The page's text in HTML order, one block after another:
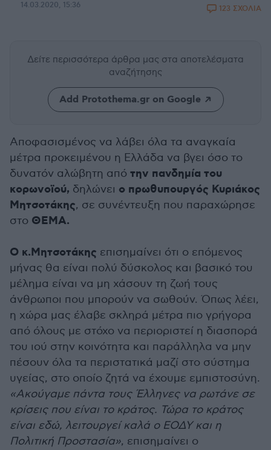
14.03.2020, 15:36 123 ΣΧΟΛΙΑ
Δείτε περισσότερα άρθρα μας στα αποτελέσματα
αναζήτησης
Add Protothema.gr on Google
Αποφασισμένος να λάβει όλα τα αναγκαία
μέτρα προκειμένου η Ελλάδα να βγει όσο το
δυνατόν αλώβητη από την πανδημία του
κορωνοϊού, δηλώνει ο πρωθυπουργός Κυριάκος
Μητσοτάκης, σε συνέντευξη που παραχώρησε
στο ΘΕΜΑ.
Ο κ.Μητσοτάκης επισημαίνει ότι ο επόμενος
μήνας θα είναι πολύ δύσκολος και βασικό του
μέλημα είναι να μη χάσουν τη ζωή τους
άνθρωποι που μπορούν να σωθούν. Όπως λέει,
η χώρα μας έλαβε σκληρά μέτρα πιο γρήγορα
από όλους με στόχο να περιοριστεί η διασπορά
του ιού στην κοινότητα και παράλληλα να μην
πέσουν όλα τα περιστατικά μαζί στο σύστημα
υγείας, στο οποίο ζητά να έχουμε εμπιστοσύνη.
«Ακούγαμε πάντα τους Έλληνες να ρωτάνε σε
κρίσεις που είναι το κράτος. Τώρα το κράτος
είναι εδώ, λειτουργεί καλά ο ΕΟΔΥ και η
Πολιτική Προστασία», επισημαίνει ο